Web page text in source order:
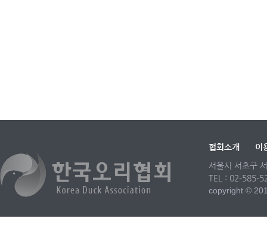
협회소개
이
서울시 서초구
TEL : 02-585-
copyright ©